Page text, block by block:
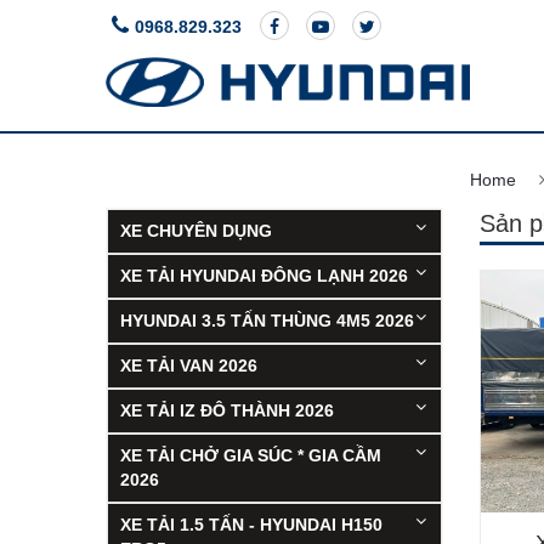
0968.829.323
Home
Sản
XE CHUYÊN DỤNG
XE TẢI HYUNDAI ĐÔNG LẠNH 2026
HYUNDAI 3.5 TẤN THÙNG 4M5 2026
XE TẢI VAN 2026
XE TẢI IZ ĐÔ THÀNH 2026
XE TẢI CHỞ GIA SÚC * GIA CẦM
2026
XE TẢI 1.5 TẤN - HYUNDAI H150